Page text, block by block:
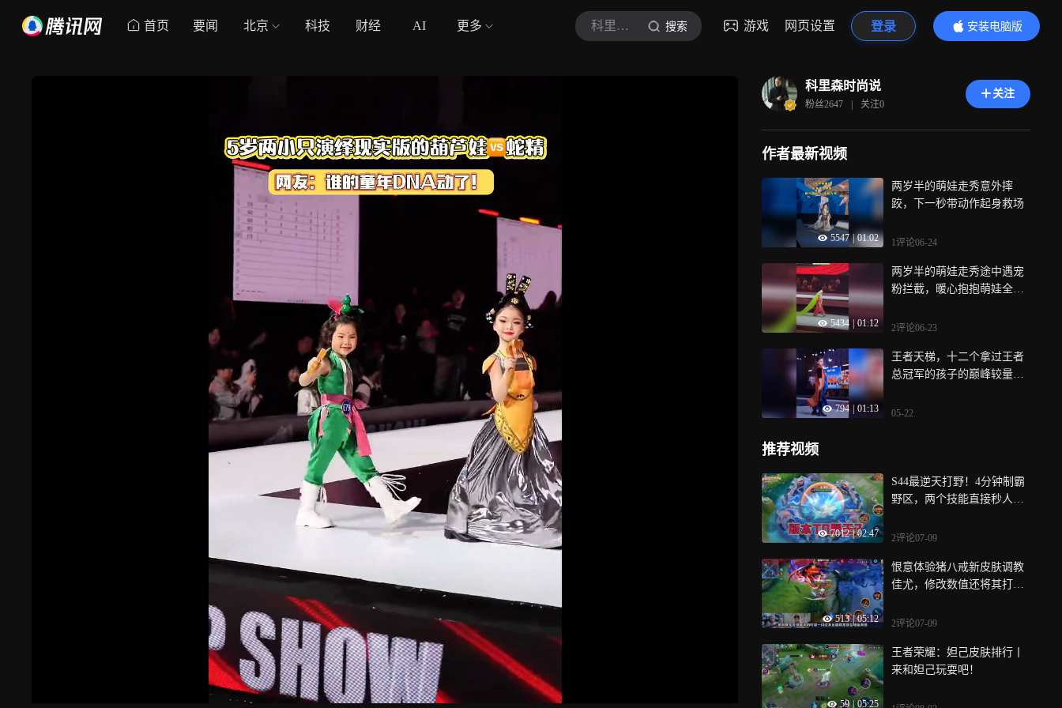
首页 要闻 北京 科技 财经 AI 更多 科里森时尚说 搜索 游戏 网页设置 登录
安装电脑版
内容更精彩
科里森时尚说
粉丝2647 | 关注0
关注
作者最新视频
5547 | 01:02
两岁半的萌娃走秀意外摔
跤，下一秒带动作起身救场
1评论06-24
5434 01:12
两岁半的萌娃走秀途中遇宠
粉拦截，暖心抱抱萌娃全场
2评论06-23
794 01:13
王者天梯，十二个拿过王者
总冠军的孩子的巅峰较量，
05-22
推荐视频
7012 | 02:47
S44最逆天打野！4分钟制霸
野区，两个技能直接秒人！
2评论07-09
513 05:12
恨意体验猪八戒新皮肤调教
佳尤，修改数值还将其打
2评论07-09
59 | 05:25
王者荣耀：妲己皮肤排行丨
来和妲己玩耍吧！